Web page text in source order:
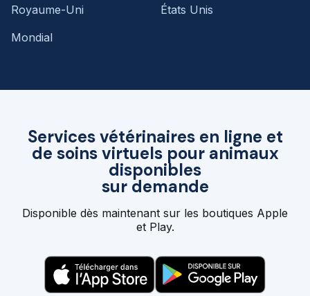
Services vétérinaires en ligne et
de soins virtuels pour animaux
disponibles
sur demande
Disponible dès maintenant sur les boutiques Apple
et Play.
Royaume-Uni
États Unis
Mondial